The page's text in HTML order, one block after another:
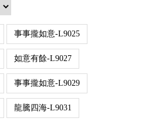
事事攏如意-L9025
如意有餘-L9027
事事攏如意-L9029
龍騰四海-L9031